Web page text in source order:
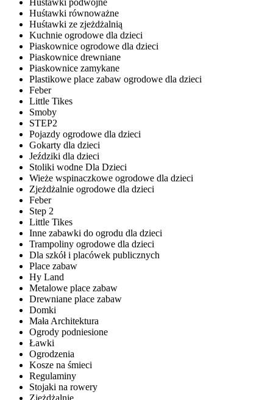
Huśtawki podwójne
Huśtawki równoważne
Huśtawki ze zjeżdżalnią
Kuchnie ogrodowe dla dzieci
Piaskownice ogrodowe dla dzieci
Piaskownice drewniane
Piaskownice zamykane
Plastikowe place zabaw ogrodowe dla dzieci
Feber
Little Tikes
Smoby
STEP2
Pojazdy ogrodowe dla dzieci
Gokarty dla dzieci
Jeździki dla dzieci
Stoliki wodne Dla Dzieci
Wieże wspinaczkowe ogrodowe dla dzieci
Zjeżdżalnie ogrodowe dla dzieci
Feber
Step 2
Little Tikes
Inne zabawki do ogrodu dla dzieci
Trampoliny ogrodowe dla dzieci
Dla szkół i placówek publicznych
Place zabaw
Hy Land
Metalowe place zabaw
Drewniane place zabaw
Domki
Mała Architektura
Ogrody podniesione
Ławki
Ogrodzenia
Kosze na śmieci
Regulaminy
Stojaki na rowery
Zjeżdżalnie